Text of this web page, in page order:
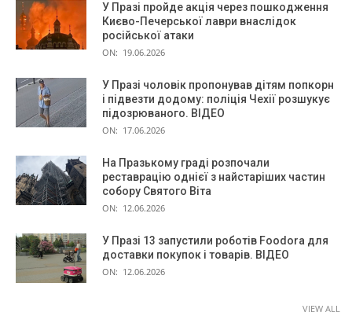
У Празі пройде акція через пошкодження
Києво-Печерської лаври внаслідок
російської атаки
ON: 19.06.2026
У Празі чоловік пропонував дітям попкорн
і підвезти додому: поліція Чехії розшукує
підозрюваного. ВІДЕО
ON: 17.06.2026
На Празькому граді розпочали
реставрацію однієї з найстаріших частин
собору Святого Віта
ON: 12.06.2026
У Празі 13 запустили роботів Foodora для
доставки покупок і товарів. ВІДЕО
ON: 12.06.2026
VIEW ALL